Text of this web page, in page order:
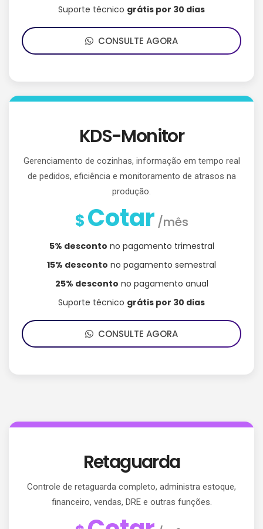
Suporte técnico grátis por 30 dias
CONSULTE AGORA
KDS-Monitor
Gerenciamento de cozinhas, informação em tempo real
de pedidos, eficiência e monitoramento de atrasos na
produção.
$Cotar /mês
5% desconto no pagamento trimestral
15% desconto no pagamento semestral
25% desconto no pagamento anual
Suporte técnico grátis por 30 dias
CONSULTE AGORA
Retaguarda
Controle de retaguarda completo, administra estoque,
financeiro, vendas, DRE e outras funções.